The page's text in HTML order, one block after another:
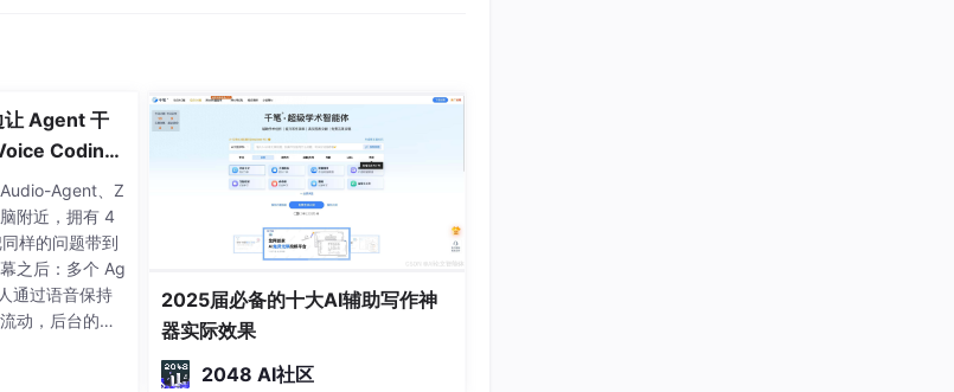
）
a 越小，平滑作用越强，但对实际数据的变动反应较
后偏差的程度随着权系数（平滑系数）a 的增大而减
进行预测仍将存在着明显的滞后偏差。因此，也需要
指数平滑，利用滞后偏差的规律找出曲线的发展方向
法。
让 Agent 干
Coding
Agent 学
Agent、Z
附近，拥有 4
样的问题带到
之后：多个 Ag
通过语音保持
动，后台的任
时发生，却互
不自己做 Codi
2025届必备的十大AI辅助写作神
器实际效果
2048 AI社区